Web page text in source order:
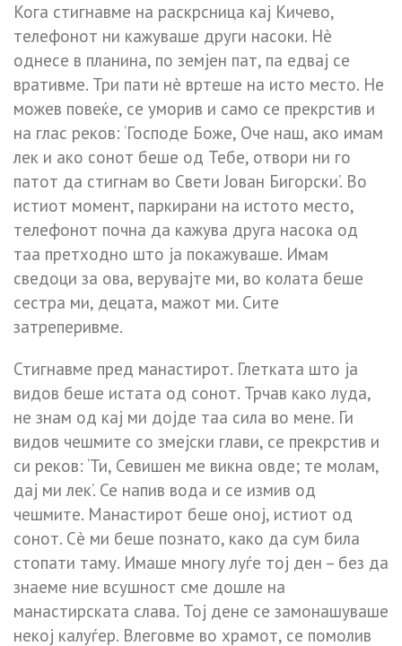
Кога стигнавме на раскрсница кај Кичево,
телефонот ни кажуваше други насоки. Нè
однесе в планина, по земјен пат, па едвај се
вративме. Три пати нè вртеше на исто место. Не
можев повеќе, се уморив и само се прекрстив и
на глас реков: ‘Господе Боже, Оче наш, ако имам
лек и ако сонот беше од Тебе, отвори ни го
патот да стигнам во Свети Јован Бигорски’. Во
истиот момент, паркирани на истото место,
телефонот почна да кажува друга насока од
таа претходно што ја покажуваше. Имам
сведоци за ова, верувајте ми, во колата беше
сестра ми, децата, мажот ми. Сите
затреперивме.
Стигнавме пред манастирот. Глетката што ја
видов беше истата од сонот. Трчав како луда,
не знам од кај ми дојде таа сила во мене. Ги
видов чешмите со змејски глави, се прекрстив и
си реков: ‘Ти, Севишен ме викна овде; те молам,
дај ми лек’. Се напив вода и се измив од
чешмите. Манастирот беше оној, истиот од
сонот. Сè ми беше познато, како да сум била
стопати таму. Имаше многу луѓе тој ден – без да
знаеме ние всушност сме дошле на
манастирската слава. Тој дене се замонашуваше
некој калуѓер. Влеговме во храмот, се помолив